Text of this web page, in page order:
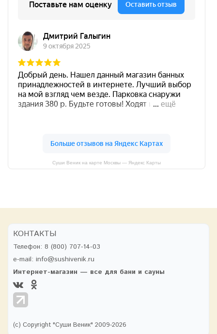
Суши Веник на карте Москвы — Яндекс Карты
КОНТАКТЫ
Телефон: 8 (800) 707-14-03
e-mail: info@sushivenik.ru
Интернет-магазин — все для бани и сауны
(с) Copyright "Суши Веник" 2009-2026